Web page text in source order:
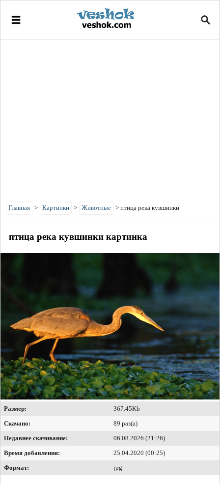
Главная > Картинки > Животные > птица река кувшинки
птица река кувшинки картинка
Размер:
367.45Kb
Скачано:
89 раз(а)
Недавнее скачивание:
06.08.2026 (21:26)
Время добавления:
25.04.2020 (00:25)
Формат:
jpg